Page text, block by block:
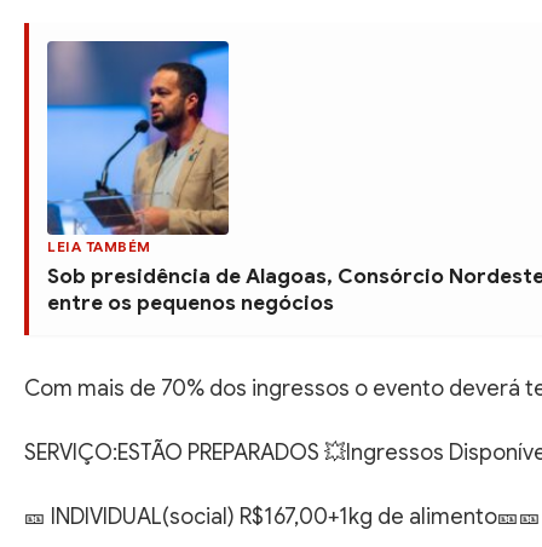
LEIA TAMBÉM
Sob presidência de Alagoas, Consórcio
entre os pequenos negócios
Com mais de 70% dos ingressos o evento deverá
SERVIÇO:ESTÃO PREPARADOS 💥Ingressos
🎫 INDIVIDUAL(social) R$167,00+1kg de